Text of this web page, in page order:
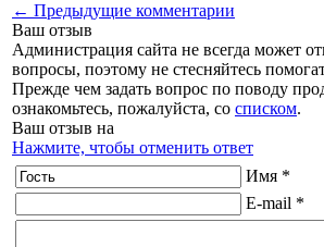
← Предыдущие комментарии
Ваш отзыв
Администрация сайта не всегда может
вопросы, поэтому не стесняйтесь
Прежде чем задать вопрос по поводу
ознакомьтесь, пожалуйста, со списком.
Ваш отзыв на
Нажмите, чтобы отменить ответ
Имя *
E-mail *